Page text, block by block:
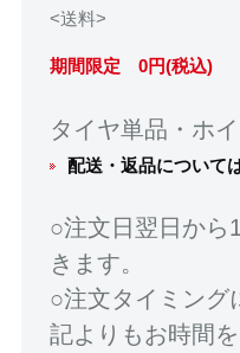
<送料>
期間限定 0円(税込)
タイヤ単品・ホ
配送・返品について
○注文日翌日から
きます。
○注文タイミング
記よりもお時間